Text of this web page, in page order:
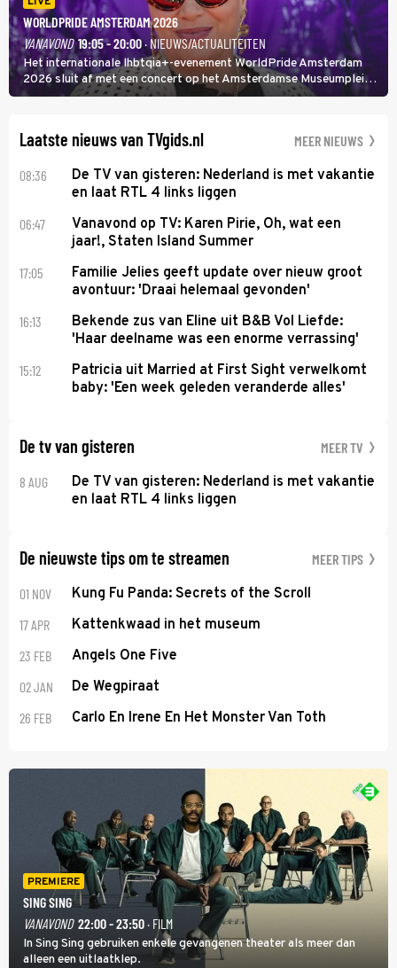
WORLDPRIDE AMSTERDAM 2026
VANAVOND 19:05 - 20:00· NIEUWS/ACTUALITEITEN
Het internationale lhbtqia+-evenement WorldPride Amsterdam
2026 sluit af met een concert op het Amsterdamse Museumplein.
Anita Doth is een van de optredende artiesten. In de jaren 90
Laatste nieuws van TVgids.nl MEER NIEUWS
08:36
De TV van gisteren: Nederland is met vakantie
en laat RTL 4 links liggen
06:47
Vanavond op TV: Karen Pirie, Oh, wat een
jaar!, Staten Island Summer
17:05
Familie Jelies geeft update over nieuw groot
avontuur: 'Draai helemaal gevonden'
16:13
Bekende zus van Eline uit B&B Vol Liefde:
'Haar deelname was een enorme verrassing'
15:12
Patricia uit Married at First Sight verwelkomt
baby: 'Een week geleden veranderde alles'
De tv van gisteren MEER TV
8 AUG
De TV van gisteren: Nederland is met vakantie
en laat RTL 4 links liggen
De nieuwste tips om te streamen MEER TIPS
01 NOV Kung Fu Panda: Secrets of the Scroll
17 APR Kattenkwaad in het museum
23 FEB Angels One Five
02 JAN De Wegpiraat
26 FEB Carlo En Irene En Het Monster Van Toth
PREMIERE
SING SING
VANAVOND 22:00 - 23:50· FILM
In Sing Sing gebruiken enkele gevangenen theater als meer dan
alleen een uitlaatklep.